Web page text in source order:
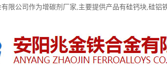
限公司作为增碳剂厂家,主要提供产品有硅钙块,硅铝